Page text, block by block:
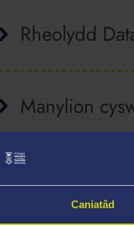
Caniatâd
Rheolydd
Manylion
Pa